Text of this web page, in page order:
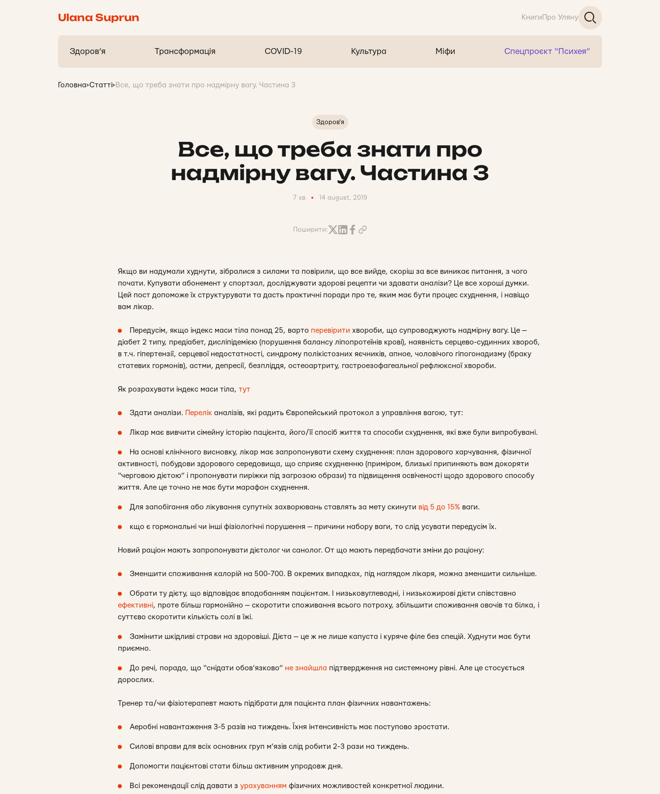
Ulana Suprun Книги Про Уляну
Здоров’я Трансформація COVID-19 Культура Міфи Спецпроєкт “Психея”
Головна>Статті> Все, що треба знати про надмірну вагу. Частина 3
Здоров'я
Все, що треба знати про
надмірну вагу. Частина 3
7 хв 14 august, 2019
Поширити:
Якщо ви надумали худнути, зібралися з силами та повірили, що все вийде, скоріш за все виникає питання, з чого
почати. Купувати абонемент у спортзал, досліджувати здорові рецепти чи здавати аналізи? Це все хороші думки.
Цей пост допоможе їх структурувати та дасть практичні поради про те, яким має бути процес схуднення, і навіщо
вам лікар.
Передусім, якщо індекс маси тіла понад 25, варто перевірити хвороби, що супроводжують надмірну вагу. Це —
діабет 2 типу, предіабет, дисліпідемією (порушення балансу ліпопротеїнів крові), наявність серцево-судинних хвороб,
в т.ч. гіпертензії, серцевої недостатності, синдрому полікістозних яєчників, апное, чоловічого гіпогонадизму (браку
статевих гормонів), астми, депресії, безпліддя, остеоартриту, гастроезофагеальної рефлюксної хвороби.
Як розрахувати індекс маси тіла, тут
Здати аналізи. Перелік аналізів, які радить Європейський протокол з управління вагою, тут:
Лікар має вивчити сімейну історію пацієнта, його/її спосіб життя та способи схуднення, які вже були випробувані.
На основі клінічного висновку, лікар має запропонувати схему схуднення: план здорового харчування, фізичної
активності, побудови здорового середовища, що сприяє схудненню (приміром, близькі припиняють вам докоряти
“черговою дієтою” і пропонувати пиріжки під загрозою образи) та підвищення освіченості щодо здорового способу
життя. Але це точно не має бути марафон схуднення.
Для запобігання або лікування супутніх захворювань ставлять за мету скинути від 5 до 15% ваги.
кщо є гормональні чи інші фізіологічні порушення — причини набору ваги, то слід усувати передусім їх.
Новий раціон мають запропонувати дієтолог чи санолог. От що мають передбачати зміни до раціону:
Зменшити споживання калорій на 500-700. В окремих випадках, під наглядом лікаря, можна зменшити сильніше.
Обрати ту дієту, що відповідає вподобанням пацієнтам. І низьковуглеводні, і низькожирові дієти співставно
ефективні, проте більш гармонійно — скоротити споживання всього потроху, збільшити споживання овочів та білка, і
суттєво скоротити кількість солі в їжі.
Замінити шкідливі страви на здоровіші. Дієта — це ж не лише капуста і куряче філе без спецій. Худнути має бути
приємно.
До речі, порада, що “снідати обов’язково” не знайшла підтвердження на системному рівні. Але це стосується
дорослих.
Тренер та/чи фізіотерапевт мають підібрати для пацієнта план фізичних навантажень:
Аеробні навантаження 3-5 разів на тиждень. Їхня інтенсивність має поступово зростати.
Силові вправи для всіх основних груп м’язів слід робити 2-3 рази на тиждень.
Допомогти пацієнтові стати більш активним упродовж дня.
Всі рекомендації слід давати з урахуванням фізичних можливостей конкретної людини.